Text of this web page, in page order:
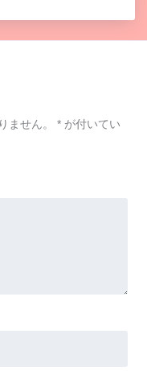
ません。 * が付いてい